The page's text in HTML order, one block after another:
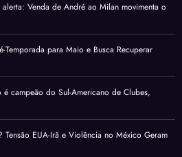
alerta: Venda de André ao Milan movimenta o
Temporada para Maio e Busca Recuperar
campeão do Sul-Americano de Clubes,
EUA-Irã e Violência no México Geram